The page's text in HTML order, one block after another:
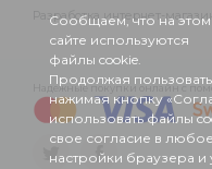
Разработка интернет-
Надежные покупки онлайн с
Сообщаем, что на этом
сайте используются
файлы cookie.
Продолжая
нажимая кнопку
использовать файлы
свое согласие в
настройки браузера